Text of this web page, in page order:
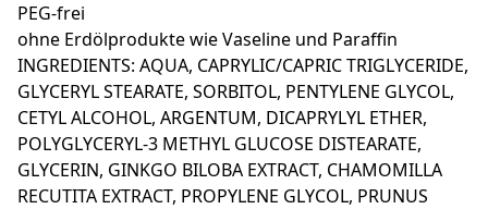
PEG-frei
ohne Erdölprodukte wie Vaseline und Paraffin
INGREDIENTS: AQUA, CAPRYLIC/CAPRIC TRIGLYCERIDE,
GLYCERYL STEARATE, SORBITOL, PENTYLENE GLYCOL,
CETYL ALCOHOL, ARGENTUM, DICAPRYLYL ETHER,
POLYGLYCERYL-3 METHYL GLUCOSE DISTEARATE,
GLYCERIN, GINKGO BILOBA EXTRACT, CHAMOMILLA
RECUTITA EXTRACT, PROPYLENE GLYCOL, PRUNUS